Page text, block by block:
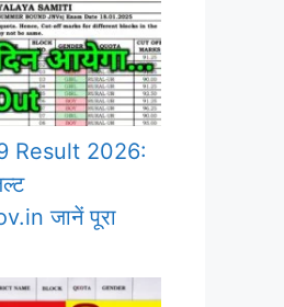
Result 2026:
जानें पूरा